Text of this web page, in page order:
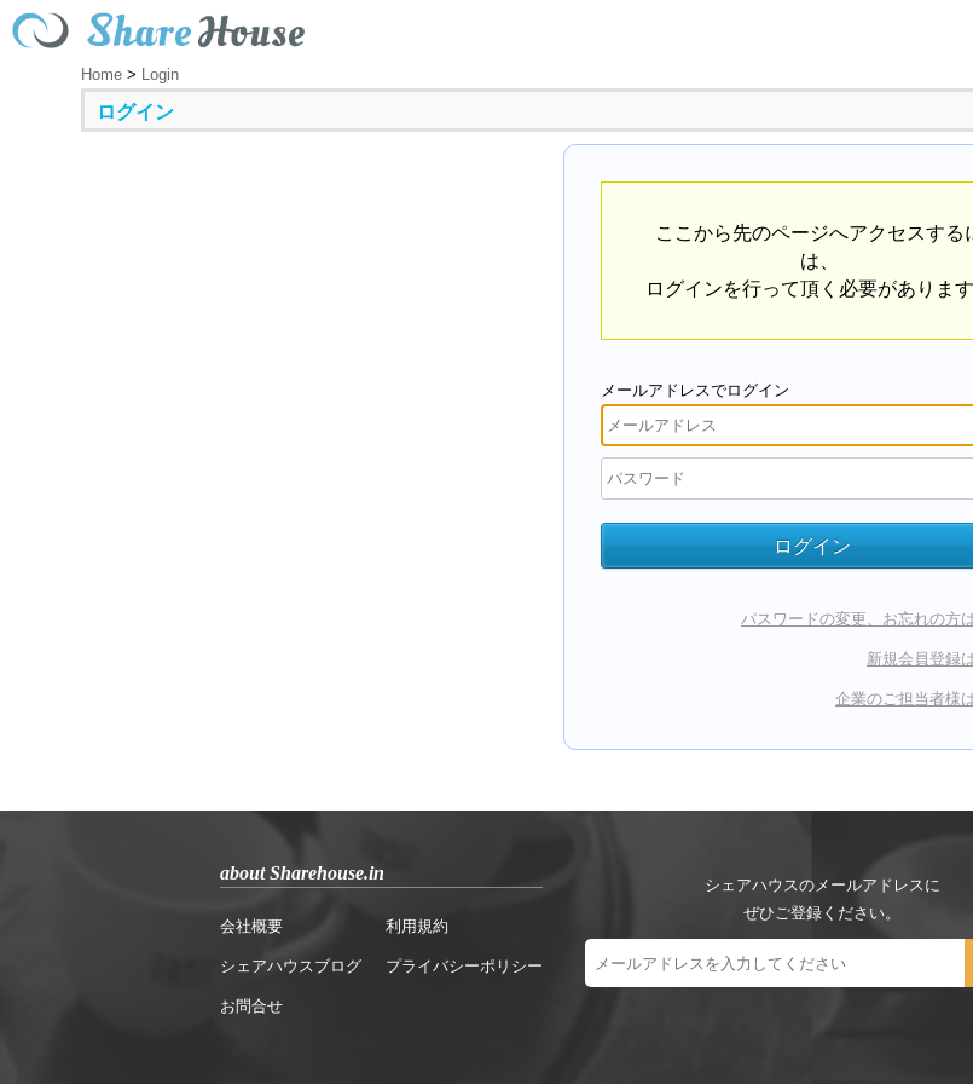
Home > Login
ログイン
ここから先のページへアクセスする
は、
ログインを行って頂く必要があります
メールアドレスでログイン
パスワードの変更、お忘れの方
新規会員登録
企業のご担当者様
about Sharehouse.in
会社概要
シェアハウスブログ
お問合せ
利用規約
プライバシーポリシー
シェアハウスのメールアドレスに
ぜひご登録ください。